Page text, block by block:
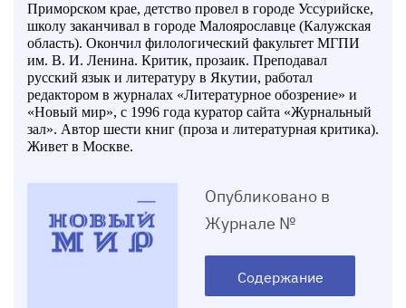
Приморском крае, детство провел в городе Уссурийске,
школу заканчивал в городе Малоярославце (Калужская
область). Окончил филологический факультет МГПИ
им. В. И. Ленина. Критик, прозаик. Преподавал
русский язык и литературу в Якутии, работал
редактором в журналах «Литературное обозрение» и
«Новый мир», с 1996 года куратор сайта «Журнальный
зал». Автор шести книг (проза и литературная критика).
Живет в Москве.
Опубликовано в
Журнале №
Содержание